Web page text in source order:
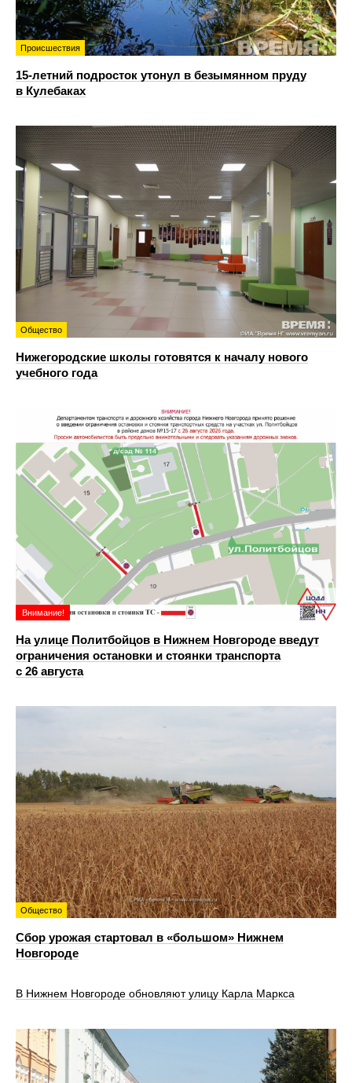
Происшествия
15-летний подросток утонул в безымянном пруду
в Кулебаках
Общество
Нижегородские школы готовятся к началу нового
учебного года
Внимание!
На улице Политбойцов в Нижнем Новгороде введут
ограничения остановки и стоянки транспорта
с 26 августа
Общество
Сбор урожая стартовал в «большом» Нижнем
Новгороде
В Нижнем Новгороде обновляют улицу Карла Маркса